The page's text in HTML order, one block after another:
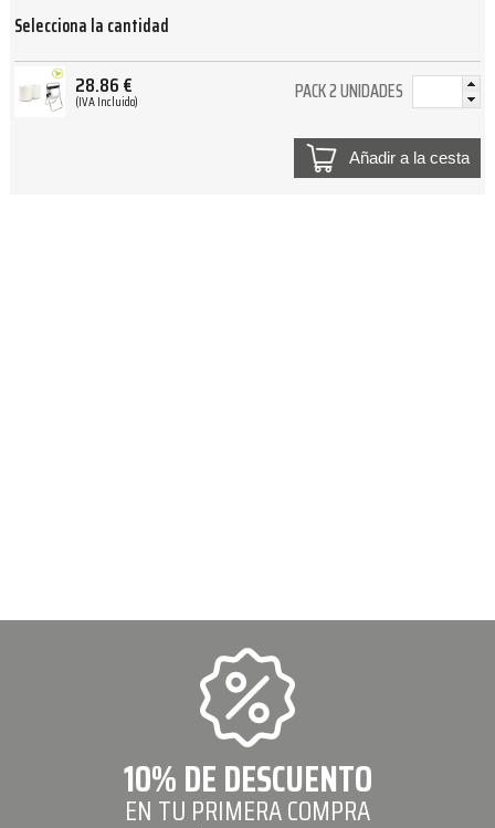
Selecciona la cantidad
28.86€
(IVA Incluido) PACK 2 UNIDADES
Añadir a la cesta
10% DE DESCUENTO
EN TU PRIMERA COMPRA